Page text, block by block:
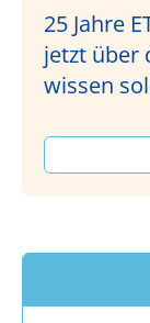
25 Jahre
jetzt über
wissen